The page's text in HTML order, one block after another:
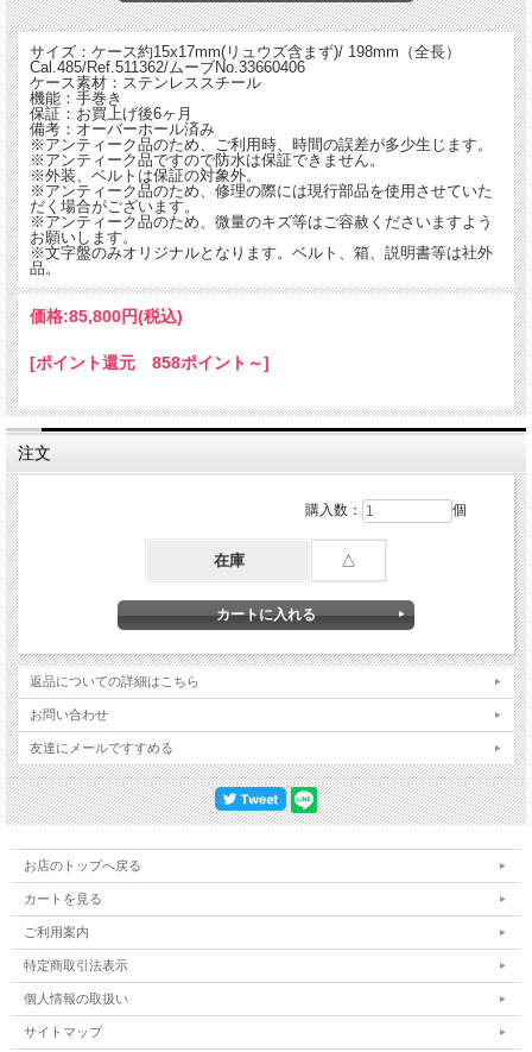
オリジナル文字盤。
サイズ：ケース約15x17mm(リュウズ含まず)/ 198mm（全長）
Cal.485/Ref.511362/ムーブNo.33660406
ケース素材：ステンレススチール
機能：手巻き
保証：お買上げ後6ヶ月
備考：オーバーホール済み
※アンティーク品のため、ご利用時、時間の誤差が多少生じます。
※アンティーク品ですので防水は保証できません。
※外装、ベルトは保証の対象外。
※アンティーク品のため、修理の際には現行部品を使用させていた
だく場合がございます。
※アンティーク品のため、微量のキズ等はご容赦くださいますよう
お願いします。
※文字盤のみオリジナルとなります。ベルト、箱、説明書等は社外
品。
価格:85,800円(税込)
[ポイント還元 858ポイント～]
注文
購入数： 個
在庫 △
返品についての詳細はこちら
お問い合わせ
友達にメールですすめる
お店のトップへ戻る
カートを見る
ご利用案内
特定商取引法表示
個人情報の取扱い
サイトマップ